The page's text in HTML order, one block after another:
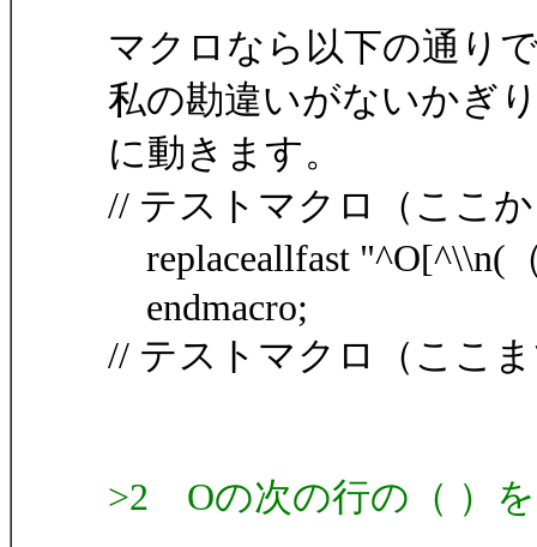
マクロなら以下の通り
私の勘違いがないかぎ
に動きます。
// テストマクロ（ここ
replaceallfast "^O[^\\n(
endmacro;
// テストマクロ（ここ
>2 Oの次の行の（ ）